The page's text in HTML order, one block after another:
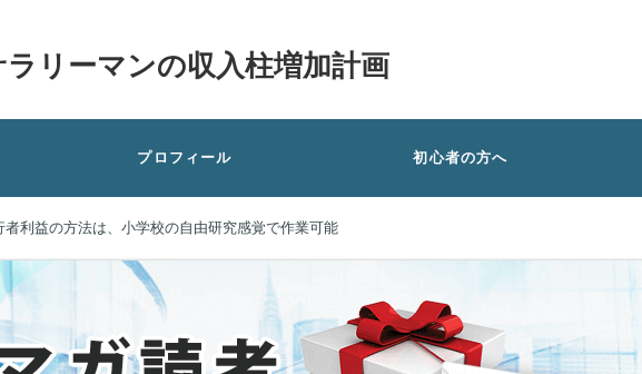
リーマンの収入柱増加計画
プロフィール 初心者の方へ
者利益の方法は、小学校の自由研究感覚で作業可能